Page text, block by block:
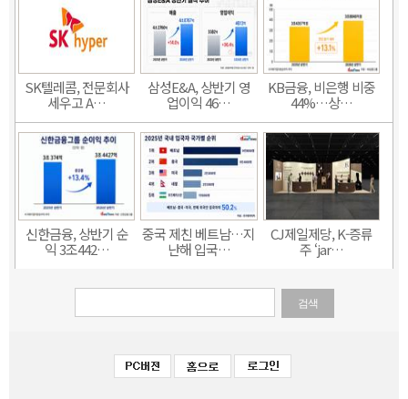
SK텔레콤, 전문회사
세우고 A…
삼성E&A, 상반기 영
업이익 46…
KB금융, 비은행 비중
44%…상…
신한금융, 상반기 순
익 3조442…
중국 제친 베트남…지
난해 입국…
CJ제일제당, K-증류
주 ‘jar…
검색